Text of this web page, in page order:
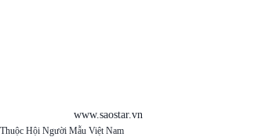
www.saostar.vn
Thuộc Hội Người Mẫu Việt Nam